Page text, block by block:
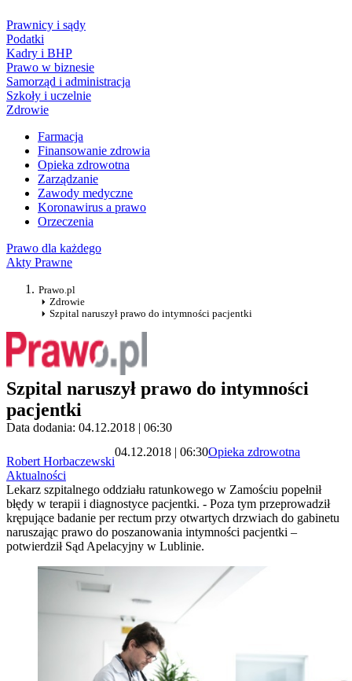
Prawnicy i sądy
Podatki
Kadry i BHP
Prawo w biznesie
Samorząd i administracja
Szkoły i uczelnie
Zdrowie
Farmacja
Finansowanie zdrowia
Opieka zdrowotna
Zarządzanie
Zawody medyczne
Koronawirus a prawo
Orzeczenia
Prawo dla każdego
Akty Prawne
Prawo.pl
Zdrowie
Szpital naruszył prawo do intymności pacjentki
Szpital naruszył prawo do intymności
pacjentki
Data dodania: 04.12.2018 | 06:30
Robert Horbaczewski
04.12.2018 | 06:30Opieka zdrowotna
Aktualności
Lekarz szpitalnego oddziału ratunkowego w Zamościu popełnił
błędy w terapii i diagnostyce pacjentki. - Poza tym przeprowadził
krępujące badanie per rectum przy otwartych drzwiach do gabinetu
naruszając prawo do poszanowania intymności pacjentki –
potwierdził Sąd Apelacyjny w Lublinie.